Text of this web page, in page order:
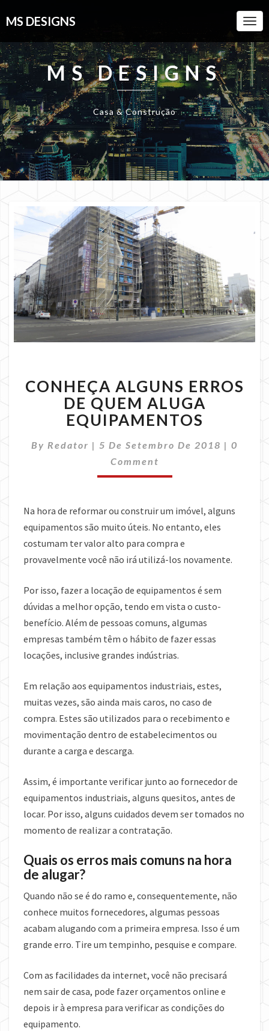
MS DESIGNS
MS DESIGNS
Casa & Construção
ALGUNS
ERROS
DE
QUEM
EQUIPAMENTOS
CONHEÇA ALGUNS ERROS
DE QUEM ALUGA
EQUIPAMENTOS
By Redator | 5 De Setembro De 2018 | 0
Comment
Na hora de reformar ou construir um imóvel, alguns
equipamentos são muito úteis. No entanto, eles
costumam ter valor alto para compra e
provavelmente você não irá utilizá-los novamente.
Por isso, fazer a locação de equipamentos é sem
dúvidas a melhor opção, tendo em vista o custo-
benefício. Além de pessoas comuns, algumas
empresas também têm o hábito de fazer essas
locações, inclusive grandes indústrias.
Em relação aos equipamentos industriais, estes,
muitas vezes, são ainda mais caros, no caso de
compra. Estes são utilizados para o recebimento e
movimentação dentro de estabelecimentos ou
durante a carga e descarga.
Assim, é importante verificar junto ao fornecedor de
equipamentos industriais, alguns quesitos, antes de
locar. Por isso, alguns cuidados devem ser tomados no
momento de realizar a contratação.
Quais os erros mais comuns na hora
de alugar?
Quando não se é do ramo e, consequentemente, não
conhece muitos fornecedores, algumas pessoas
acabam alugando com a primeira empresa. Isso é um
grande erro. Tire um tempinho, pesquise e compare.
Com as facilidades da internet, você não precisará
nem sair de casa, pode fazer orçamentos online e
depois ir à empresa para verificar as condições do
equipamento.